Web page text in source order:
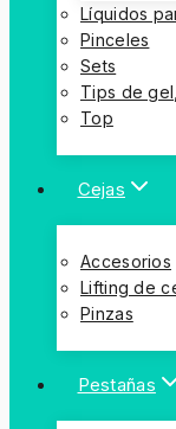
Líquidos
Pinceles
Sets
Tips de
Top
Cejas
Accesorios
Lifting de
Pinzas
Pestañas